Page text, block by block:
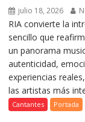
julio 18, 2026
RIA convierte la
sencillo que
un panorama
autenticidad,
experiencias
las artistas más
Cantantes Portada